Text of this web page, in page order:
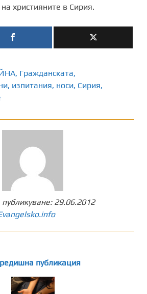
християните в Сирия.
, Гражданската,
, изпитания, носи, Сирия,
29.06.2012
публикация